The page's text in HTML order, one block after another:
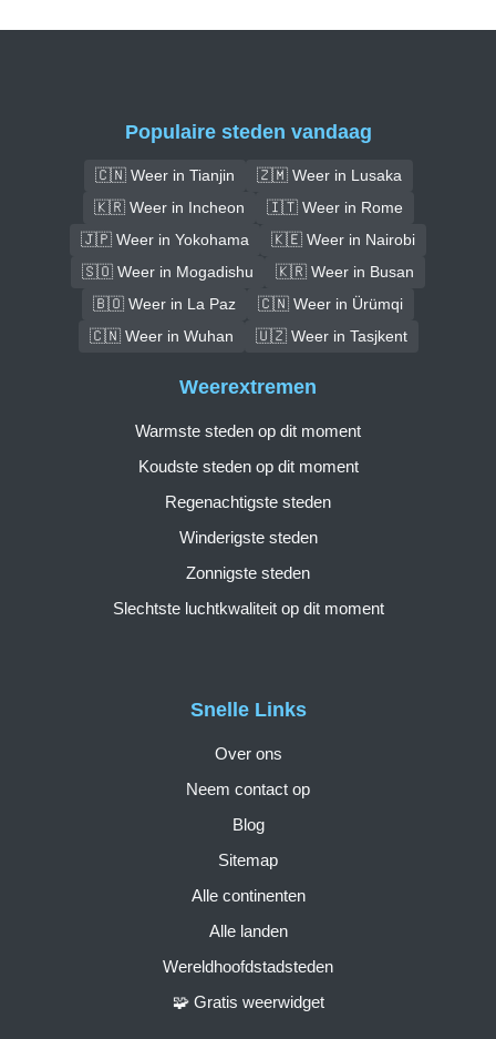
Populaire steden vandaag
🇨🇳 Weer in Tianjin
🇿🇲 Weer in Lusaka
🇰🇷 Weer in Incheon
🇮🇹 Weer in Rome
🇯🇵 Weer in Yokohama
🇰🇪 Weer in Nairobi
🇸🇴 Weer in Mogadishu
🇰🇷 Weer in Busan
🇧🇴 Weer in La Paz
🇨🇳 Weer in Ürümqi
🇨🇳 Weer in Wuhan
🇺🇿 Weer in Tasjkent
Snelle Links
Over ons
Neem contact op
Blog
Sitemap
Alle continenten
Alle landen
Wereldhoofdstadsteden
🧩 Gratis weerwidget
Weerextremen
Warmste steden op dit moment
Koudste steden op dit moment
Regenachtigste steden
Winderigste steden
Zonnigste steden
Slechtste luchtkwaliteit op dit moment